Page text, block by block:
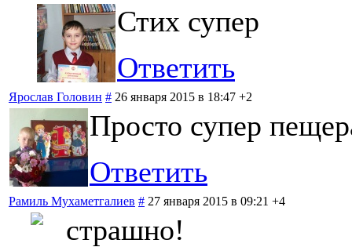
Стих супер
Ответить
Ярослав Головин # 26 января 2015 в 18:47 +2
Просто супер
Ответить
Рамиль Мухаметгалиев # 27 января 2015 в 09:21 +4
страшно!